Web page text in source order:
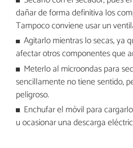
dañar de forma definitiva los
Tampoco conviene usar un
Agitarlo mientras lo secas, ya
afectar otros componentes que
Meterlo al microondas para
sencillamente no tiene sentido,
peligroso.
Enchufar el móvil para
u ocasionar una descarga